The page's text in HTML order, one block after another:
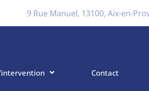
9 Rue Manuel, 13100, Aix-en-
Contact